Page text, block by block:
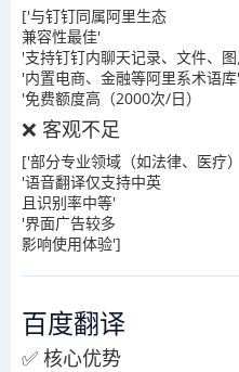
['与钉钉同属阿里生态
兼容性最佳'
'支持钉钉内聊天记录、文件、
'内置电商、金融等阿里系术语库'
'免费额度高（2000次/日）
❌ 客观不足
['部分专业领域（如法律、医疗
'语音翻译仅支持中英
且识别率中等'
'界面广告较多
影响使用体验']
百度翻译
✅ 核心优势